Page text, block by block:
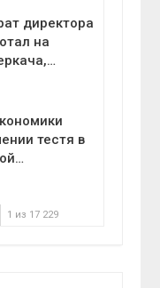
директора
на
тестя в
1 из 17 229